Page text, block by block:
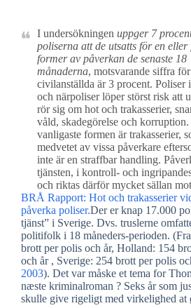
I undersökningen uppger 7
poliserna att de utsatts för en eller
former av påverkan de senaste 18
månaderna, motsvarande siffra
civilanställda är 3 procent. Poliser
och närpoliser löper störst risk att
rör sig om hot och trakasserier,
våld, skadegörelse och
vanligaste formen är trakasserier,
medvetet av vissa påverkare
inte är en straffbar handling.
tjänsten, i kontroll- och
och riktas därför mycket sällan
BRÅ Rapport: Hot och trakasserier
påverka poliser.Der er knap 17.000
tjänst” i Sverige. Dvs. truslerne
politifolk i 18 måneders-perioden.
brott per polis och år, Holland: 154
och år , Sverige: 254 brott per polis
2003). Det var måske et tema for
næste kriminalroman ? Seks år som
skulle give rigeligt med virkelighed at